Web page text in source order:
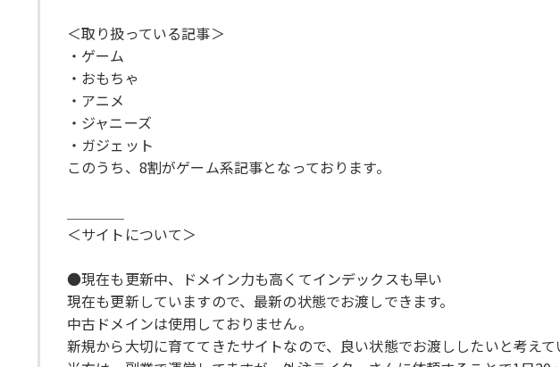
＜取り扱っている記事＞
・ゲーム
・おもちゃ
・アニメ
・ジャニーズ
・ガジェット
このうち、8割がゲーム系記事となっております。
＜サイトについて＞
●現在も更新中、ドメイン力も高くてインデックスも早い
現在も更新していますので、最新の状態でお渡しできます。
中古ドメインは使用しておりません。
新規から大切に育ててきたサイトなので、良い状態でお渡ししたいと考えて